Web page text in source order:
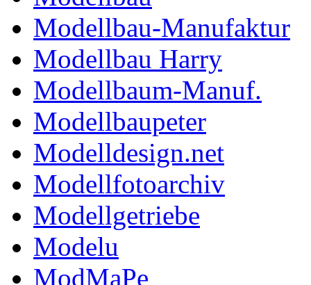
Modellbau-Manufaktur
Modellbau Harry
Modellbaum-Manuf.
Modellbaupeter
Modelldesign.net
Modellfotoarchiv
Modellgetriebe
Modelu
ModMaPe